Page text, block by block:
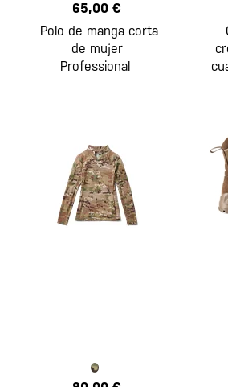
65,00 €
Polo de manga corta
de mujer
Professional